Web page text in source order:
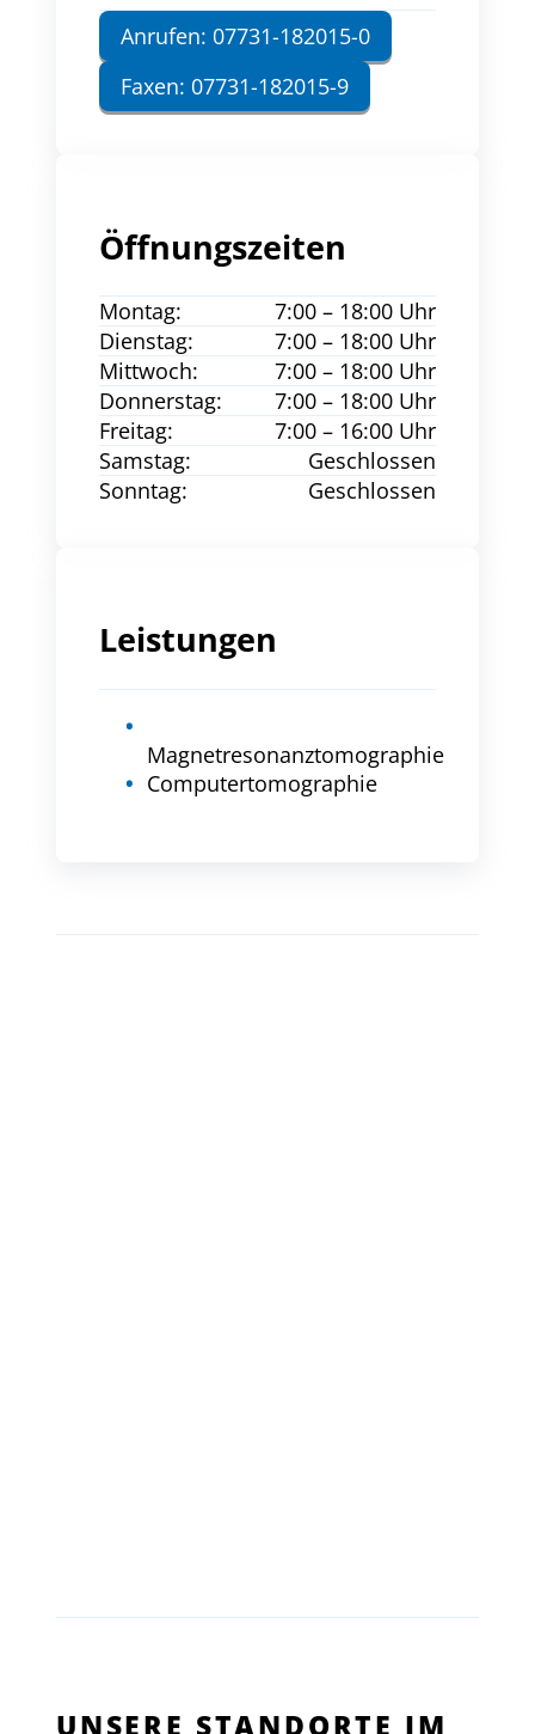
Anrufen: 07731-182015-0
Faxen: 07731-182015-9
Öffnungszeiten
Montag:
7:00 – 18:00 Uhr
Dienstag:
7:00 – 18:00 Uhr
Mittwoch:
7:00 – 18:00 Uhr
Donnerstag:
7:00 – 18:00 Uhr
Freitag:
7:00 – 16:00 Uhr
Samstag:
Geschlossen
Sonntag:
Geschlossen
Leistungen
Magnetresonanztomographie
Computertomographie
UNSERE STANDORTE IM